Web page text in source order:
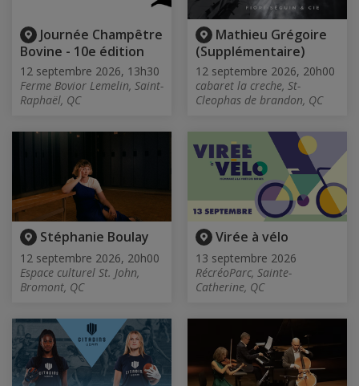
Journée Champêtre
Bovine - 10e édition
12 septembre 2026, 13h30
Ferme Bovior Lemelin, Saint-
Raphaël, QC
Mathieu Grégoire
(Supplémentaire)
12 septembre 2026, 20h00
cabaret la creche, St-
Cleophas de brandon, QC
Stéphanie Boulay
12 septembre 2026, 20h00
Espace culturel St. John,
Bromont, QC
Virée à vélo
13 septembre 2026
RécréoParc, Sainte-
Catherine, QC